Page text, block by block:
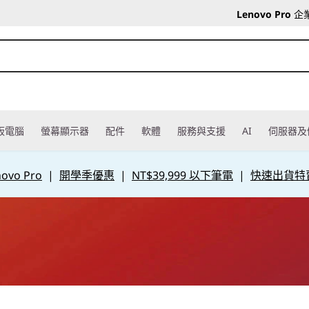
Lenovo Pro 企
電腦 螢幕顯示器 配件 軟體 服務與支援 AI 伺服器
Pro | 開學季優惠 | NT$39,999 以下筆電 | 快速出貨特